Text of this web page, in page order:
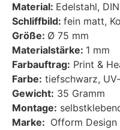
Material: Edelstahl,
Schliffbild: fein matt,
Größe: Ø 75 mm
Materialstärke: 1 mm
Farbauftrag: Print &
Farbe: tiefschwarz,
Gewicht: 35 Gramm
Montage:
Marke: Ofform Design